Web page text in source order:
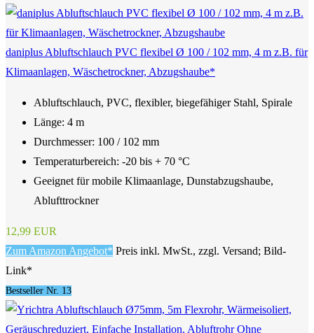
daniplus Abluftschlauch PVC flexibel Ø 100 / 102 mm, 4 m z.B. für
Klimaanlagen, Wäschetrockner, Abzugshaube*
Abluftschlauch, PVC, flexibler, biegefähiger Stahl, Spirale
Länge: 4 m
Durchmesser: 100 / 102 mm
Temperaturbereich: -20 bis + 70 °C
Geeignet für mobile Klimaanlage, Dunstabzugshaube,
Ablufttrockner
12,99 EUR
Zum Amazon Angebot* Preis inkl. MwSt., zzgl. Versand; Bild-
Link*
Bestseller Nr. 13